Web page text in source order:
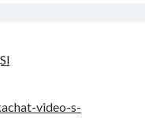
video-s-